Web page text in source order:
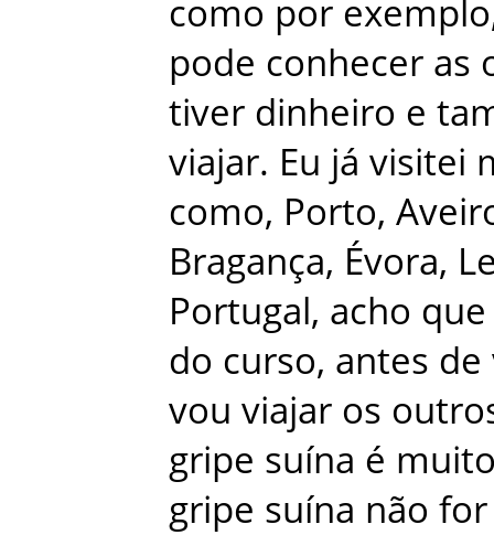
como por exemplo
pode conhecer as
tiver dinheiro e
viajar. Eu já visitei
como, Porto,
Bragança, Évora,
Portugal, acho que
do curso, antes de
vou viajar os
gripe suína é
gripe suína não for